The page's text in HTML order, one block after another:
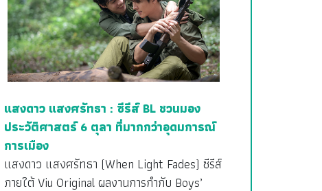
แสงดาว แสงศรัทธา : ซีรีส์ BL ชวนมอง
ประวัติศาสตร์ 6 ตุลา ที่มากกว่าอุดมการณ์
การเมือง
แสงดาว แสงศรัทธา (When Light Fades) ซีรีส์
ภายใต้ Viu Original ผลงานการกำกับ Boys’